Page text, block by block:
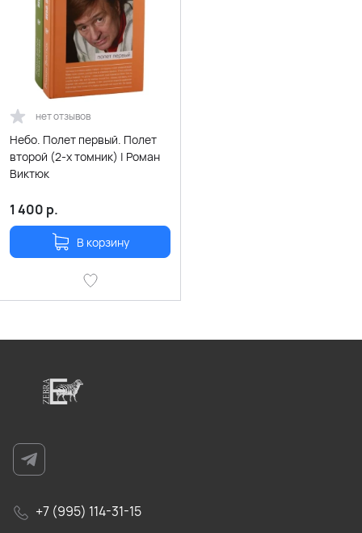
нет отзывов
Небо. Полет первый. Полет
второй (2-х томник) | Роман
Виктюк
1 400 р.
В корзину
+7 (995) 114-31-15